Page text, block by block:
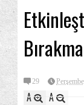
29
A A